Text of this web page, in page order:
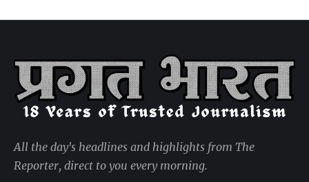
All the day's headlines and highlights from The
Reporter, direct to you every morning.